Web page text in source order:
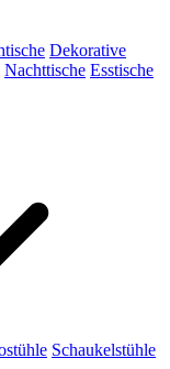
Dekorative
Nachttische Esstische
Schaukelstühle